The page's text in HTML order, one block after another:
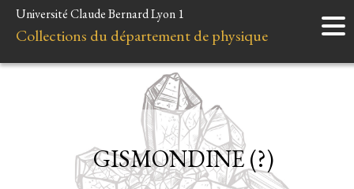
Accueil
Instruments
Liens et ressources
Université Claude Bernard Lyon 1
Collections du département de physique
GISMONDINE (?)